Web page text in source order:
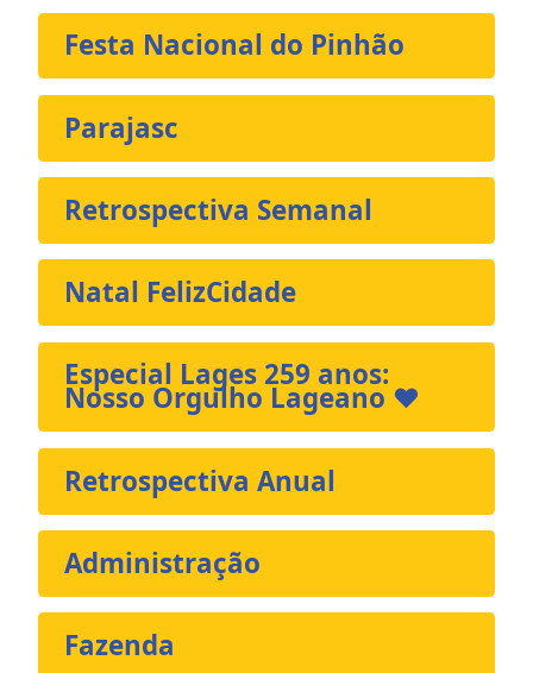
Festa Nacional do Pinhão
Parajasc
Retrospectiva Semanal
Natal FelizCidade
Especial Lages 259 anos:
Nosso Orgulho Lageano ❤️
Retrospectiva Anual
Administração
Fazenda